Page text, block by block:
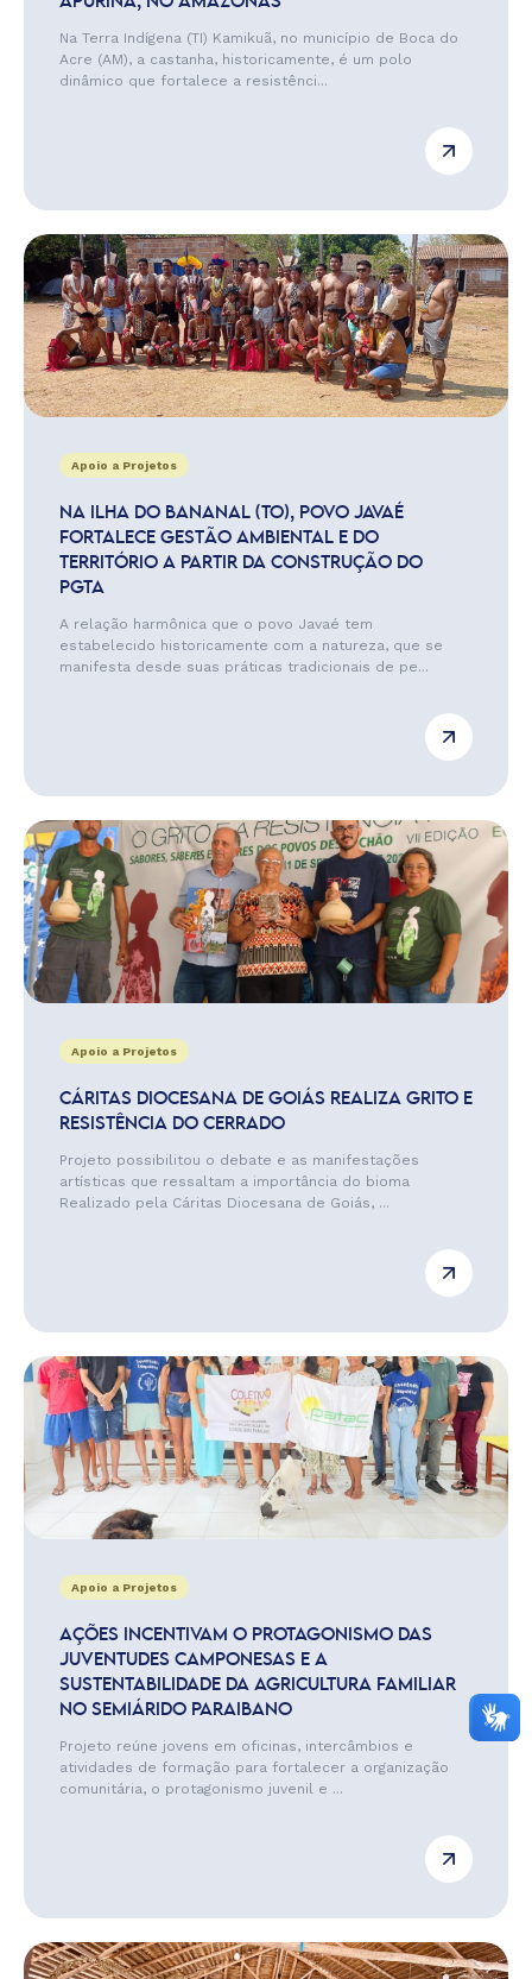
Na Terra Indígena (TI) Kamikuã, no município de Boca do
Acre (AM), a castanha, historicamente, é um polo
dinâmico que fortalece a resistênci...
Apoio a Projetos
NA ILHA DO BANANAL (TO), POVO JAVAÉ
FORTALECE GESTÃO AMBIENTAL E DO
TERRITÓRIO A PARTIR DA CONSTRUÇÃO DO
PGTA
A relação harmônica que o povo Javaé tem
estabelecido historicamente com a natureza, que se
manifesta desde suas práticas tradicionais de pe...
Apoio a Projetos
CÁRITAS DIOCESANA DE GOIÁS REALIZA GRITO E
RESISTÊNCIA DO CERRADO
Projeto possibilitou o debate e as manifestações
artísticas que ressaltam a importância do bioma
Realizado pela Cáritas Diocesana de Goiás, ...
Apoio a Projetos
AÇÕES INCENTIVAM O PROTAGONISMO DAS
JUVENTUDES CAMPONESAS E A
SUSTENTABILIDADE DA AGRICULTURA FAMILIAR
NO SEMIÁRIDO PARAIBANO
Projeto reúne jovens em oficinas, intercâmbios e
atividades de formação para fortalecer a organização
comunitária, o protagonismo juvenil e ...